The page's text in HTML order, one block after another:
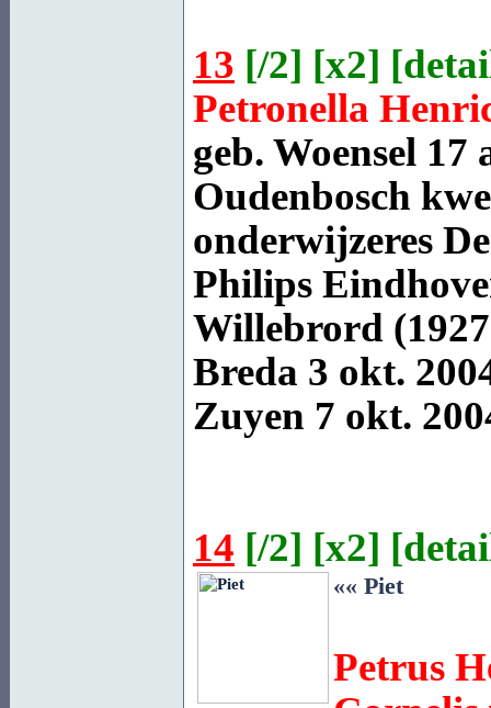
13 [/2] [x2] [
Petronella
geb. Woensel 17
Oudenbosch
onderwijzeres
Philips
Willebrord
Breda 3 okt.
Zuyen 7 okt.
14 [/2] [x2] [
«« Piet
Petrus